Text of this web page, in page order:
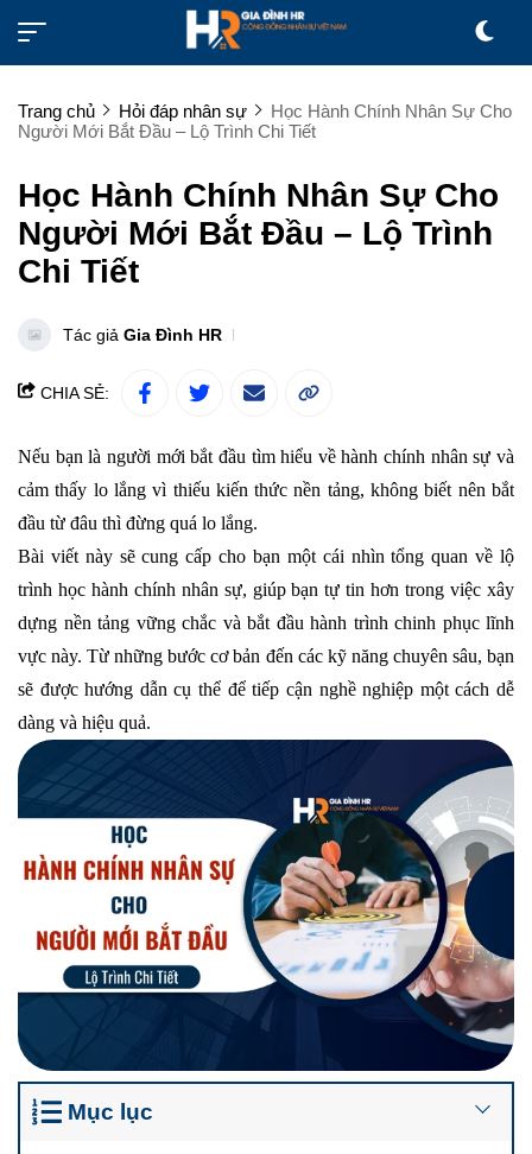
Trang chủ Hỏi đáp nhân sự
Học Hành Chính Nhân Sự Cho
Người Mới Bắt Đầu – Lộ Trình Chi Tiết
Học Hành Chính Nhân Sự Cho
Người Mới Bắt Đầu – Lộ Trình
Chi Tiết
Tác giả Gia Đình HR
CHIA SẺ:
Nếu bạn là người mới bắt đầu tìm hiểu về hành chính nhân sự và
cảm thấy lo lắng vì thiếu kiến thức nền tảng, không biết nên bắt
đầu từ đâu thì đừng quá lo lắng.
Bài viết này sẽ cung cấp cho bạn một cái nhìn tổng quan về lộ
trình học hành chính nhân sự, giúp bạn tự tin hơn trong việc xây
dựng nền tảng vững chắc và bắt đầu hành trình chinh phục lĩnh
vực này. Từ những bước cơ bản đến các kỹ năng chuyên sâu, bạn
sẽ được hướng dẫn cụ thể để tiếp cận nghề nghiệp một cách dễ
dàng và hiệu quả.
Mục lục